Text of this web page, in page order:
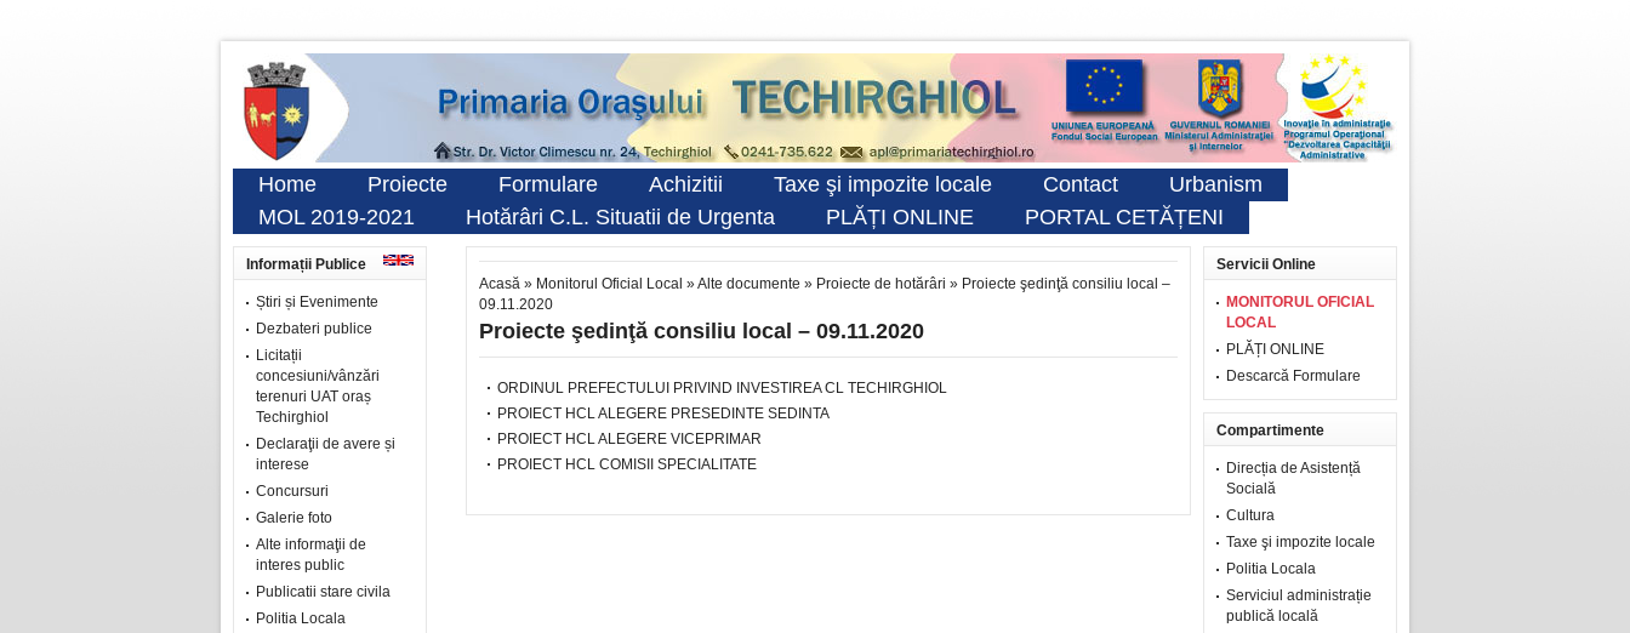
Home Proiecte Formulare Achizitii Taxe şi impozite locale Contact
Urbanism
MOL 2019-2021
Hotărâri C.L. Situatii de Urgenta PLĂȚI ONLINE PORTAL CETĂȚENI
Informații Publice
Știri și Evenimente
Dezbateri publice
Licitații
concesiuni/vânzări
terenuri UAT oraș
Techirghiol
Declaraţii de avere și
interese
Concursuri
Galerie foto
Alte informaţii de
interes public
Publicatii stare civila
Politia Locala
Acasă » Monitorul Oficial Local »Alte documente » Proiecte de hotărâri » Proiecte şedinţă consiliu local –
09.11.2020
Proiecte şedinţă consiliu local – 09.11.2020
ORDINUL PREFECTULUI PRIVIND INVESTIREA CL TECHIRGHIOL
PROIECT HCL ALEGERE PRESEDINTE SEDINTA
PROIECT HCL ALEGERE VICEPRIMAR
PROIECT HCL COMISII SPECIALITATE
Servicii Online
MONITORUL OFICIAL
LOCAL
PLĂȚI ONLINE
Descarcă Formulare
Compartimente
Direcția de Asistență
Socială
Cultura
Taxe şi impozite locale
Politia Locala
Serviciul administrație
publică locală